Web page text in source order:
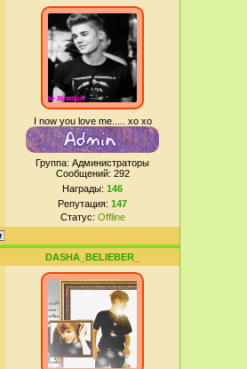
I now you love me..... xo xo
Группа: Администраторы
Сообщений: 292
Награды: 146
Репутация: 147
Статус: Offline
DASHA_BELIEBER_